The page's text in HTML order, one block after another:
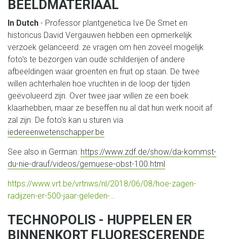
BEELDMATERIAAL
In Dutch - Professor plantgenetica Ive De Smet en
historicus David Vergauwen hebben een opmerkelijk
verzoek gelanceerd: ze vragen om hen zoveel mogelijk
foto's te bezorgen van oude schilderijen of andere
afbeeldingen waar groenten en fruit op staan. De twee
willen achterhalen hoe vruchten in de loop der tijden
geëvolueerd zijn. Over twee jaar willen ze een boek
klaarhebben, maar ze beseffen nu al dat hun werk nooit af
zal zijn. De foto's kan u sturen via
iedereenwetenschapper.be
See also in German: https://www.zdf.de/show/da-kommst-
du-nie-drauf/videos/gemuese-obst-100.html
https://www.vrt.be/vrtnws/nl/2018/06/08/hoe-zagen-
radijzen-er-500-jaar-geleden-…
TECHNOPOLIS - HUPPELEN ER
BINNENKORT FLUORESCERENDE